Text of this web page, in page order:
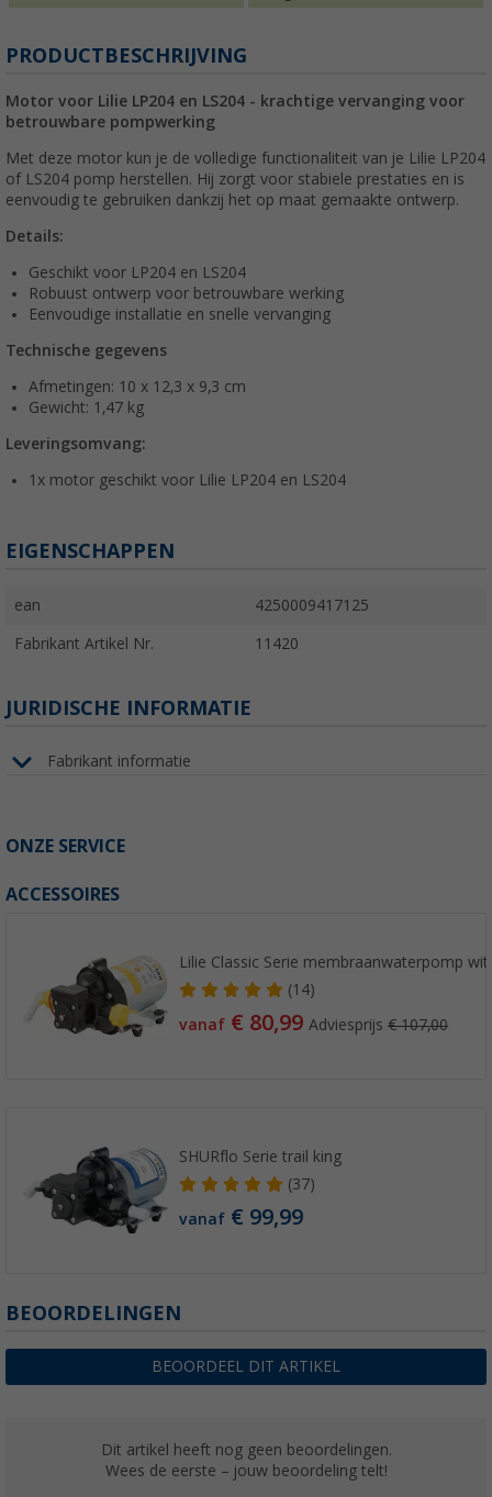
PRODUCTBESCHRIJVING
Motor voor Lilie LP204 en LS204 - krachtige vervanging voor
betrouwbare pompwerking
Met deze motor kun je de volledige functionaliteit van je Lilie LP204
of LS204 pomp herstellen. Hij zorgt voor stabiele prestaties en is
eenvoudig te gebruiken dankzij het op maat gemaakte ontwerp.
Details:
Geschikt voor LP204 en LS204
Robuust ontwerp voor betrouwbare werking
Eenvoudige installatie en snelle vervanging
Technische gegevens
Afmetingen: 10 x 12,3 x 9,3 cm
Gewicht: 1,47 kg
Leveringsomvang:
1x motor geschikt voor Lilie LP204 en LS204
EIGENSCHAPPEN
ean 4250009417125
Fabrikant Artikel Nr. 11420
JURIDISCHE INFORMATIE
Fabrikant informatie
ONZE SERVICE
ACCESSOIRES
Lilie Classic Serie membraanwaterpomp wit
(14)
vanaf € 80,99Adviesprijs€ 107,00
SHURflo Serie trail king
(37)
vanaf € 99,99
BEOORDELINGEN
BEOORDEEL DIT ARTIKEL
Dit artikel heeft nog geen beoordelingen.
Wees de eerste – jouw beoordeling telt!